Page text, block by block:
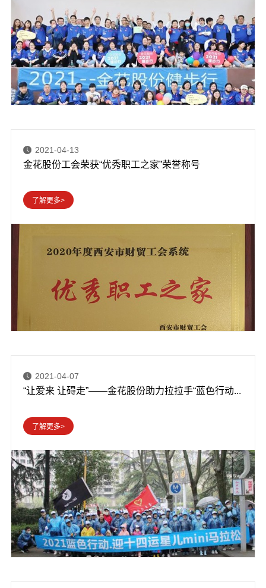
2021-04-13
金花股份工会荣获“优秀职工之家”荣誉称号
2021-04-07
“让爱来 让碍走”——金花股份助力拉拉手“蓝色行动...